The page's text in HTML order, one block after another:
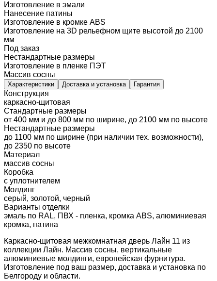
Изготовление в эмали
Нанесение патины
Изготовление в кромке ABS
Изготовление на 3D рельефном щите высотой до 2100
мм
Под заказ
Нестандартные размеры
Изготовление в пленке ПЭТ
Массив сосны
Характеристики Доставка и установка Гарантия
Конструкция
каркасно-щитовая
Стандартные размеры
от 400 мм и до 800 мм по ширине, до 2100 мм по высоте
Нестандартные размеры
до 1100 мм по ширине (при наличии тех. возможности),
до 2350 по высоте
Материал
массив сосны
Коробка
с уплотнителем
Молдинг
серый, золотой, черный
Варианты отделки
эмаль по RAL, ПВХ - пленка, кромка ABS, алюминиевая
кромка, патина
Каркасно-щитовая межкомнатная дверь Лайн 11 из
коллекции Лайн. Массив сосны, вертикальные
алюминиевые молдинги, европейская фурнитура.
Изготовление под ваш размер, доставка и установка по
Белгороду и области.